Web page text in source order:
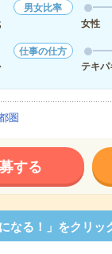
男女比率
女性
仕事の仕方
テキパ
圏
する
なる！」をクリッ